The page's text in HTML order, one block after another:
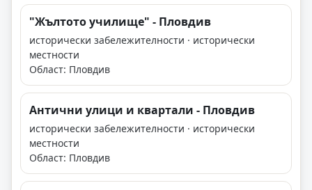
"Жълтото училище" - Пловдив
исторически забележителности · исторически
местности
Област: Пловдив
Антични улици и квартали - Пловдив
исторически забележителности · исторически
местности
Област: Пловдив